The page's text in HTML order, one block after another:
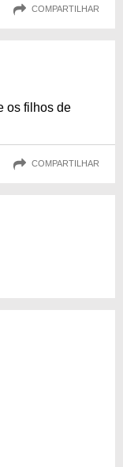
COMPARTILHAR
os filhos de
COMPARTILHAR